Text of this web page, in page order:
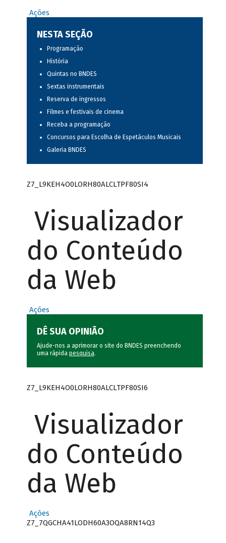
Ações
NESTA SEÇÃO
Programação
História
Quintas no BNDES
Sextas instrumentais
Reserva de ingressos
Filmes e festivais de cinema
Receba a programação
Concursos para Escolha de Espetáculos Musicais
Galeria BNDES
Z7_L9KEH4O0LORH80ALCLTPF80SI4
Visualizador
do Conteúdo
da Web
Ações
DÊ SUA OPINIÃO
Ajude-nos a aprimorar o site do BNDES preenchendo
uma rápida pesquisa.
Z7_L9KEH4O0LORH80ALCLTPF80SI6
Visualizador
do Conteúdo
da Web
Ações
Z7_7QGCHA41LODH60A3OQA8RN14Q3